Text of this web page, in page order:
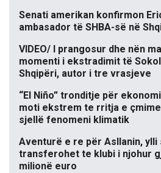
Senati amerikan konfirmon
ambasador të SHBA-së në
VIDEO/ I prangosur dhe nën
momenti i ekstradimit të
Shqipëri, autor i tre vrasjeve
“El Niño” tronditje për
moti ekstrem te rritja e
sjellë fenomeni klimatik
Aventurë e re për Asllanin, ylli
transferohet te klubi i njohur
milionë euro